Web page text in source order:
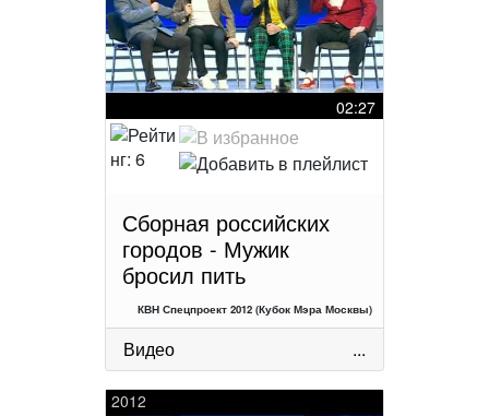
02:27
Сборная российских
городов - Мужик
бросил пить
КВН Спецпроект 2012 (Кубок Мэра Москвы)
Видео ...
2012